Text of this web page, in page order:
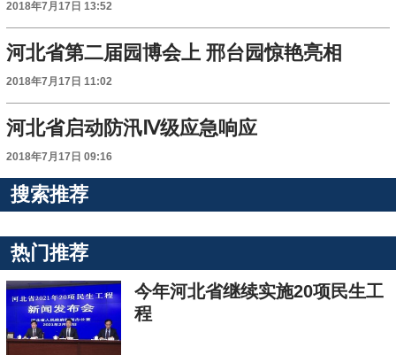
2018年7月17日 13:52
河北省第二届园博会上 邢台园惊艳亮相
2018年7月17日 11:02
河北省启动防汛Ⅳ级应急响应
2018年7月17日 09:16
搜索推荐
热门推荐
今年河北省继续实施20项民生工
程